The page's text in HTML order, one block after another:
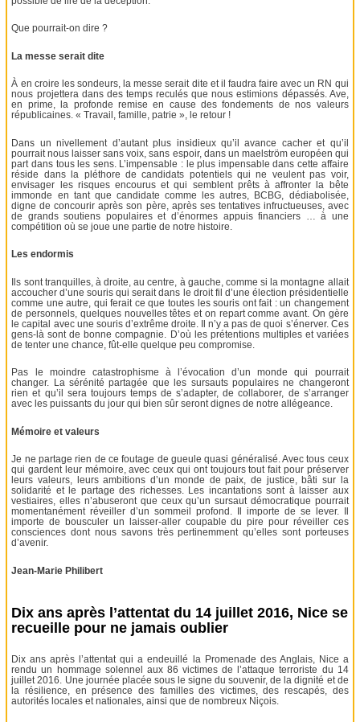
Que pourrait-on dire ?
La messe serait dite
À en croire les sondeurs, la messe serait dite et il faudra faire avec un RN qui
nous projettera dans des temps reculés que nous estimions dépassés. Ave,
en prime, la profonde remise en cause des fondements de nos valeurs
républicaines. « Travail, famille, patrie », le retour !
Dans un nivellement d’autant plus insidieux qu’il avance cacher et qu’il
pourrait nous laisser sans voix, sans espoir, dans un maelström européen qui
part dans tous les sens. L’impensable : le plus impensable dans cette affaire
réside dans la pléthore de candidats potentiels qui ne veulent pas voir,
envisager les risques encourus et qui semblent prêts à affronter la bête
immonde en tant que candidate comme les autres, BCBG, dédiabolisée,
digne de concourir après son père, après ses tentatives infructueuses, avec
de grands soutiens populaires et d’énormes appuis financiers … à une
compétition où se joue une partie de notre histoire.
Les endormis
Ils sont tranquilles, à droite, au centre, à gauche, comme si la montagne allait
accoucher d’une souris qui serait dans le droit fil d’une élection présidentielle
comme une autre, qui ferait ce que toutes les souris ont fait : un changement
de personnels, quelques nouvelles têtes et on repart comme avant. On gère
le capital avec une souris d’extrême droite. Il n’y a pas de quoi s’énerver. Ces
gens-là sont de bonne compagnie. D’où les prétentions multiples et variées
de tenter une chance, fût-elle quelque peu compromise.
Pas le moindre catastrophisme à l’évocation d’un monde qui pourrait
changer. La sérénité partagée que les sursauts populaires ne changeront
rien et qu’il sera toujours temps de s’adapter, de collaborer, de s’arranger
avec les puissants du jour qui bien sûr seront dignes de notre allégeance.
Mémoire et valeurs
Je ne partage rien de ce foutage de gueule quasi généralisé. Avec tous ceux
qui gardent leur mémoire, avec ceux qui ont toujours tout fait pour préserver
leurs valeurs, leurs ambitions d’un monde de paix, de justice, bâti sur la
solidarité et le partage des richesses. Les incantations sont à laisser aux
vestiaires, elles n’abuseront que ceux qu’un sursaut démocratique pourrait
momentanément réveiller d’un sommeil profond. Il importe de se lever. Il
importe de bousculer un laisser-aller coupable du pire pour réveiller ces
consciences dont nous savons très pertinemment qu’elles sont porteuses
d’avenir.
Jean-Marie Philibert
Dix ans après l’attentat du 14 juillet 2016, Nice se
recueille pour ne jamais oublier
Dix ans après l’attentat qui a endeuillé la Promenade des Anglais, Nice a
rendu un hommage solennel aux 86 victimes de l’attaque terroriste du 14
juillet 2016. Une journée placée sous le signe du souvenir, de la dignité et de
la résilience, en présence des familles des victimes, des rescapés, des
autorités locales et nationales, ainsi que de nombreux Niçois.